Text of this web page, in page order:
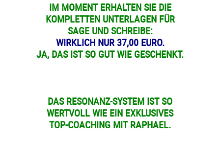
IM MOMENT ERHALTEN SIE DIE
KOMPLETTEN UNTERLAGEN FÜR
SAGE UND SCHREIBE:
WIRKLICH NUR 37,00 EURO.
JA, DAS IST SO GUT WIE GESCHENKT.
DAS RESONANZ-SYSTEM IST SO
WERTVOLL WIE EIN EXKLUSIVES
TOP-COACHING MIT RAPHAEL.